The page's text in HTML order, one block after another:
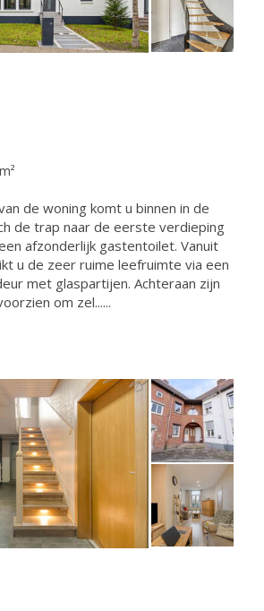
de woning komt u binnen in de
de trap naar de eerste verdieping
afzonderlijk gastentoilet. Vanuit
u de zeer ruime leefruimte via een
met glaspartijen. Achteraan zijn
om zel......